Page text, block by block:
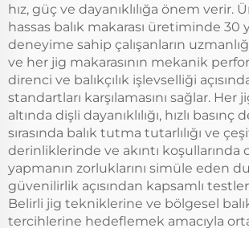
hız, güç ve dayanıklılığa önem verir.
hassas balık makarası üretiminde 30
deneyime sahip çalışanların
ve her jig makarasının mekanik
direnci ve balıkçılık işlevselliği
standartları karşılamasını sağlar. Her
altında dişli dayanıklılığı, hızlı basınç
sırasında balık tutma tutarlılığı ve
derinliklerinde ve akıntı koşullarında
yapmanın zorluklarını simüle eden
güvenilirlik açısından kapsamlı
Belirli jig tekniklerine ve bölgesel
tercihlerine hedeflemek amacıyla